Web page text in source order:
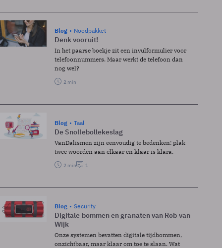
Blog Noodpakket
Denk vooruit!
In het paarse boekje zit een invulformulier voor
telefoonnummers. Maar werkt de telefoon dan
nog wel?
2 min
Blog Taal
De Snollebollekeslag
VanDalismen zijn eenvoudig te bedenken: plak
twee woorden aan elkaar en klaar is klara.
2 min 1
Blog Security
Digitale bommen en granaten van Rob van
Wijk
Onze systemen bevatten digitale tijdbommen,
onzichtbaar, maar klaar om toe te slaan. Wat